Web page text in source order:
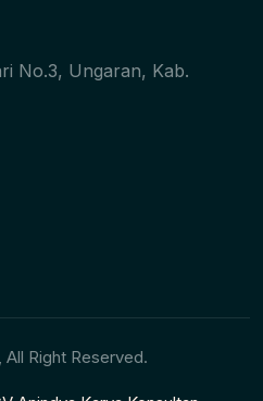
No.3, Ungaran, Kab.
, All Right Reserved.